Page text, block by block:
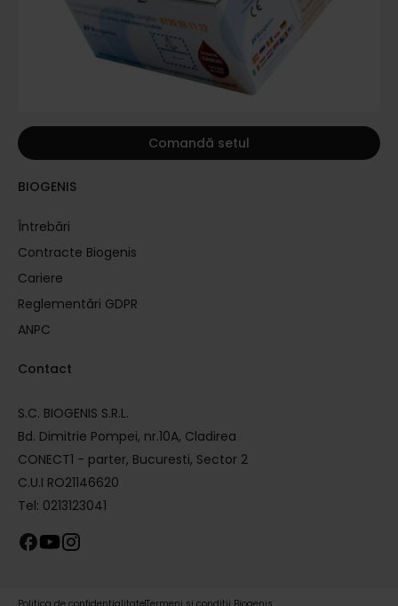
BIOGENIS
Întrebări
Contracte Biogenis
Cariere
Reglementări GDPR
ANPC
Contact
S.C. BIOGENIS S.R.L.
Bd. Dimitrie Pompei, nr.10A, Cladirea
CONECT1 - parter, Bucuresti, Sector 2
C.U.I RO21146620
Tel: 0213123041
Comandă setul